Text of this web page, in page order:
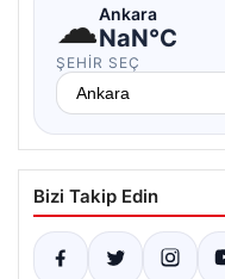
☁Ankara
NaN°C
ŞEHIR SEÇ
Bizi Takip Edin